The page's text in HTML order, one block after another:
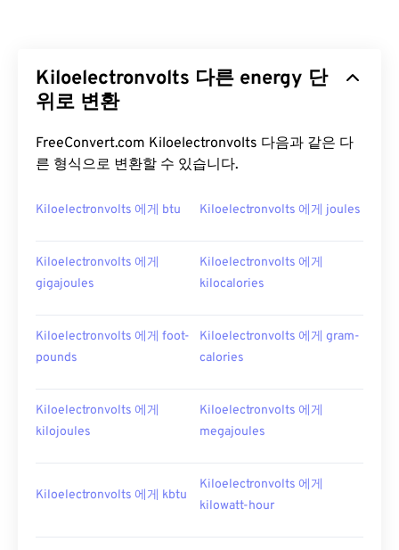
Kiloelectronvolts 다른 energy 단
위로 변환
FreeConvert.com Kiloelectronvolts 다음과 같은 다
른 형식으로 변환할 수 있습니다.
Kiloelectronvolts 에게 btu Kiloelectronvolts 에게 joules
Kiloelectronvolts 에게
gigajoules
Kiloelectronvolts 에게
kilocalories
Kiloelectronvolts 에게 foot-
pounds
Kiloelectronvolts 에게 gram-
calories
Kiloelectronvolts 에게
kilojoules
Kiloelectronvolts 에게
megajoules
Kiloelectronvolts 에게 kbtu
Kiloelectronvolts 에게
kilowatt-hour